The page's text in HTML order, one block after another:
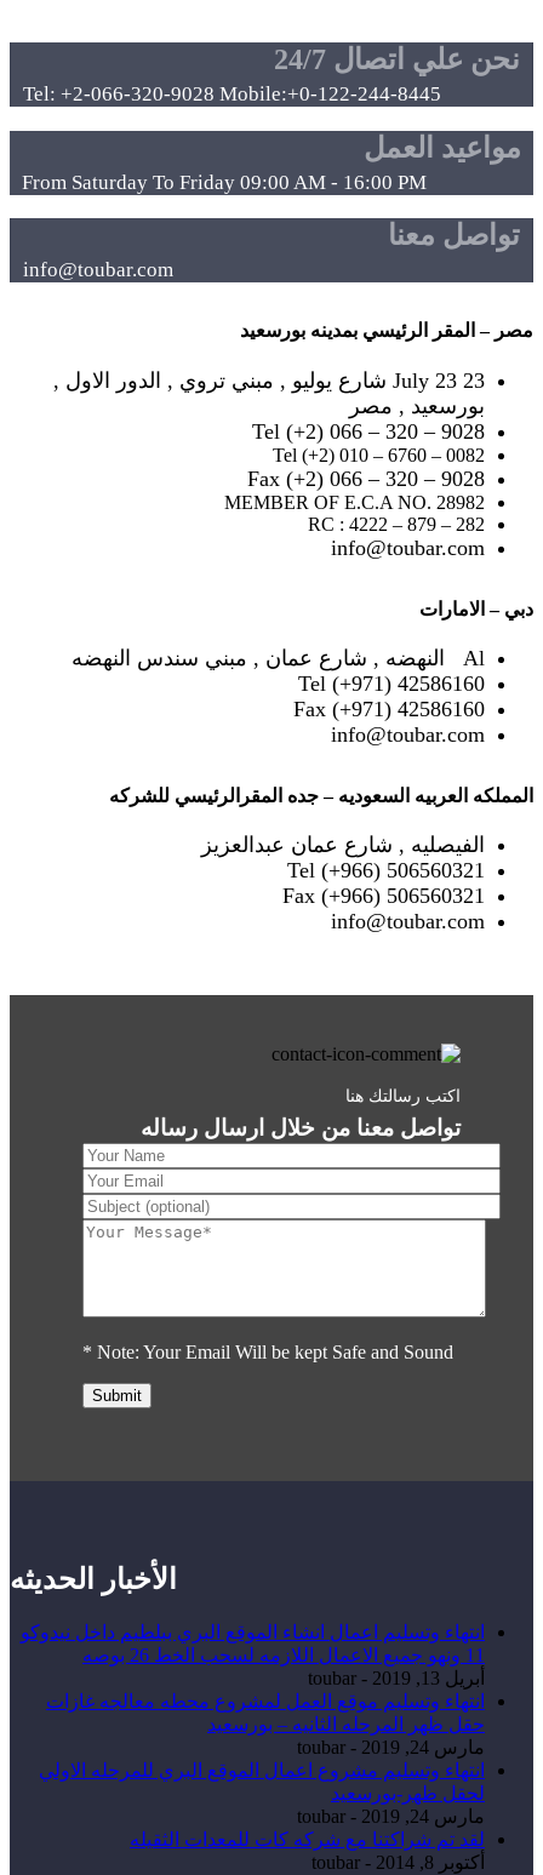
نحن علي اتصال 24/7
Tel: +2-066-320-9028 Mobile:+0-122-244-8445
مواعيد العمل
From Saturday To Friday 09:00 AM - 16:00 PM
تواصل معنا
info@toubar.com
مصر – المقر الرئيسي بمدينه بورسعيد
23 July 23 شارع يوليو , مبني تروي , الدور الاول ,
بورسعيد , مصر
Tel (+2) 066 – 320 – 9028
Tel (+2) 010 – 6760 – 0082
Fax (+2) 066 – 320 – 9028
MEMBER OF E.C.A NO. 28982
RC : 4222 – 879 – 282
info@toubar.com
دبي – الامارات
Al النهضه , شارع عمان , مبني سندس النهضه
Tel (+971) 42586160
Fax (+971) 42586160
info@toubar.com
المملكه العربيه السعوديه – جده المقرالرئيسي للشركه
الفيصليه , شارع عمان عبدالعزيز
Tel (+966) 506560321
Fax (+966) 506560321
info@toubar.com
تواصل معنا من خلال ارسال رساله
اكتب رسالتك هنا
* Note: Your Email Will be kept Safe and Sound
الأخبار الحديثه
انتهاء وتسليم اعمال انشاء الموقع البري ببلطيم داخل نيدوكو
11 ونهو جميع الاعمال اللازمه لسحب الخط 26 بوصه
أبريل 13, 2019
-
toubar
انتهاء وتسليم موقع العمل لمشروع محطه معالجه غازات
حقل ظهر المرحله الثانيه – بورسعيد
مارس 24, 2019
-
toubar
انتهاء وتسليم مشروع اعمال الموقع البري للمرحله الاولي
لحقل ظهر-بورسعيد
مارس 24, 2019
-
toubar
لقد تم شراكتنا مع شركه كات للمعدات الثقيله
أكتوبر 8, 2014
-
toubar